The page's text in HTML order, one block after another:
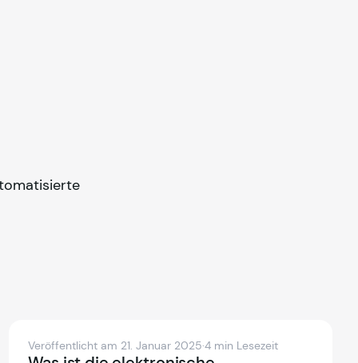
Veröffentlicht am 21. Januar 2025·4 min Lesezeit